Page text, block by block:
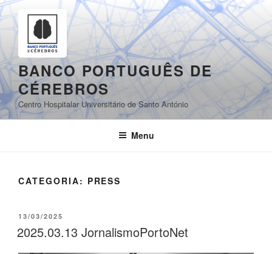
Saltar
para
o
conteúdo
BANCO PORTUGUÊS DE
CÉREBROS
Centro Hospitalar Universitário de Santo António
Menu
CATEGORIA: PRESS
PUBLICADO
EM
13/03/2025
2025.03.13 JornalismoPortoNet